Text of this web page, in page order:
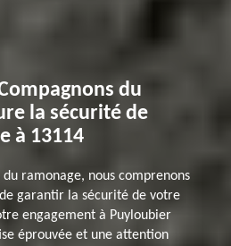
du
la sécurité de
à 13114
du ramonage, nous comprenons
garantir la sécurité de votre
engagement à Puyloubier
éprouvée et une attention